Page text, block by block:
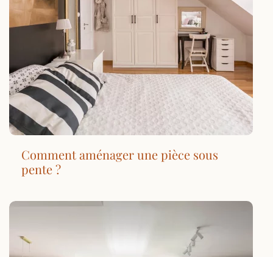
Comment aménager une pièce sous
pente ?